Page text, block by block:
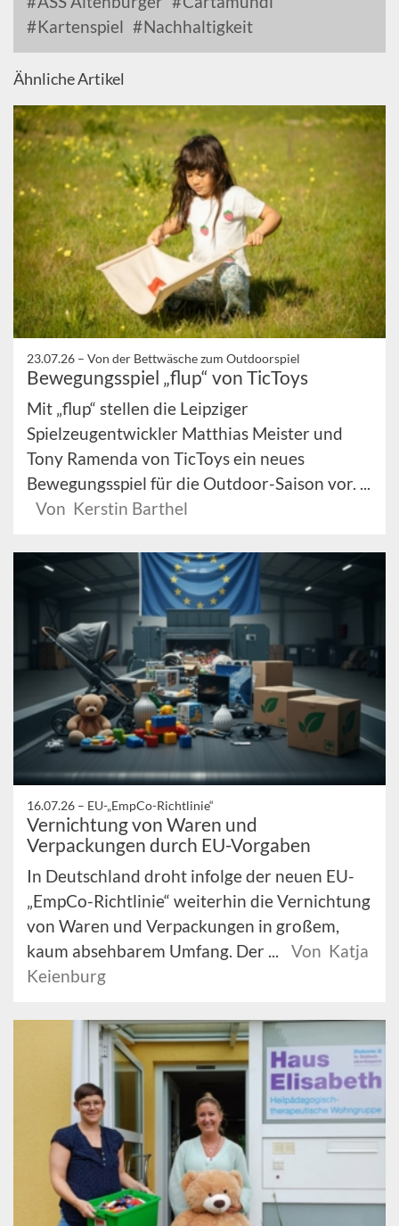
Kartenspiel
Nachhaltigkeit
Ähnliche Artikel
23.07.26 – Von der Bettwäsche zum Outdoorspiel
Bewegungsspiel „flup“ von TicToys
Mit „flup“ stellen die Leipziger
Spielzeugentwickler Matthias Meister und
Tony Ramenda von TicToys ein neues
Bewegungsspiel für die Outdoor-Saison vor. ...
Von Kerstin Barthel
16.07.26 – EU-„EmpCo-Richtlinie“
Vernichtung von Waren und
Verpackungen durch EU-Vorgaben
In Deutschland droht infolge der neuen EU-
„EmpCo-Richtlinie“ weiterhin die Vernichtung
von Waren und Verpackungen in großem,
kaum absehbarem Umfang. Der ...
Von Katja
Keienburg